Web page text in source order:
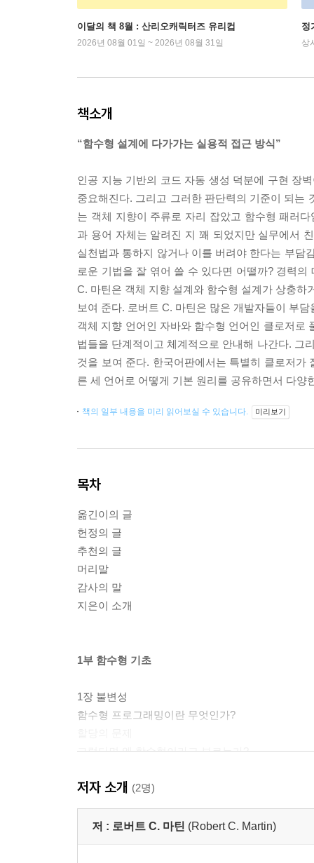
이달의 책 8월 : 산리오캐릭터즈 유리컵
2026년 08월 01일 ~ 2026년 08월 31일
정
상
책소개
“함수형 설계에 다가가는 실용적 접근 방식”
인공 지능 기반의 코드 자동 생성 덕분에 구현 장
중요해진다. 그리고 그러한 판단력의 기준이 되는
는 객체 지향이 주류로 자리 잡았고 함수형 패러
과 용어 자체는 알려진 지 꽤 되었지만 실무에서
실천법과 통하지 않거나 이를 버려야 한다는 부담
로운 기법을 잘 엮어 쓸 수 있다면 어떨까? 경력
C. 마틴은 객체 지향 설계와 함수형 설계가 상충
보여 준다. 로버트 C. 마틴은 많은 개발자들이 부
객체 지향 언어인 자바와 함수형 언어인 클로저로
법들을 단계적이고 체계적으로 안내해 나간다. 그
것을 보여 준다. 한국어판에서는 특별히 클로저
른 세 언어로 어떻게 기본 원리를 공유하면서 다
책의 일부 내용을 미리 읽어보실 수 있습니다. 미리보기
목차
옮긴이의 글
헌정의 글
추천의 글
머리말
감사의 말
지은이 소개
1부 함수형 기초
1장 불변성
함수형 프로그래밍이란 무엇인가?
그렇다면 왜 함수형이라고 부르는가?
불변성이 시사하는 것
2장 지속적 데이터
저자 소개 (2명)
저 : 로버트 C. 마틴 (Robert C. Martin)